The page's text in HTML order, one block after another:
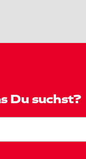
Du suchst?